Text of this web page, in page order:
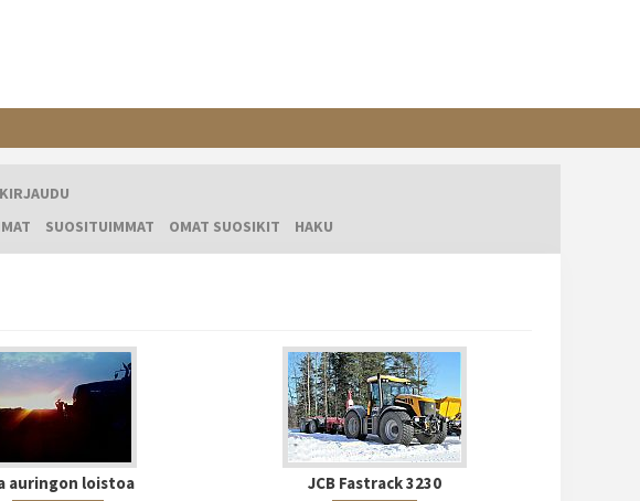
KIRJAUDU
SUOSITUIMMAT OMAT SUOSIKIT HAKU
auringon loistoa JCB Fastrack 3230